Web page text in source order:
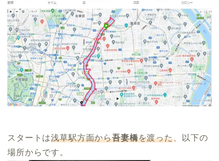
スタートは浅草駅方面から吾妻橋を渡った、以下の
場所からです。